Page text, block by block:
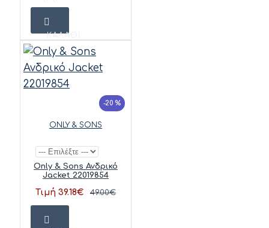
ΚΑΛΆΘΙ
-20 %
ONLY & SONS
Only & Sons Ανδρικό
Jacket 22019854
Τιμή 39.18€ 49.00€